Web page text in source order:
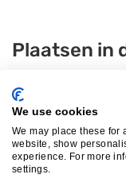
Plaatsen in
Zwiggelte
Spier
Westerbork
We use cookies
We may place these for
website, show
experience. For more
settings.